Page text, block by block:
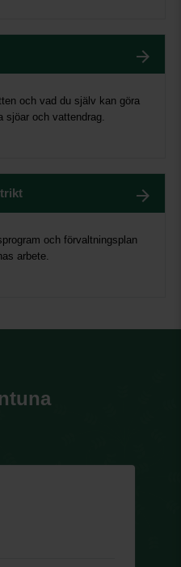
och vad du själv kan göra
sjöar och vattendrag.
och förvaltningsplan
arbete.